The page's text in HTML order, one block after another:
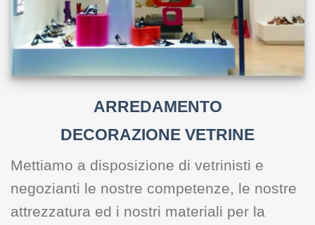
ARREDAMENTO
DECORAZIONE VETRINE
Mettiamo a disposizione di vetrinisti e
negozianti le nostre competenze, le nostre
attrezzatura ed i nostri materiali per la